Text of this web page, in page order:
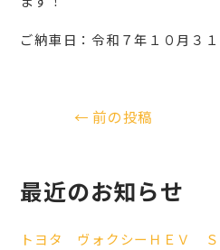
ご納車日：令和７年１０月３
← 前の投稿
最近のお知らせ
トヨタ ヴォクシーＨＥＶ Ｓ